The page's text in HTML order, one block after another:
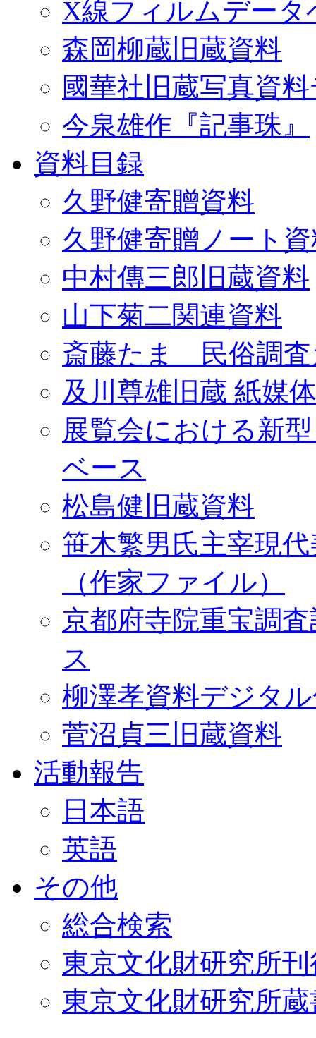
X線フィルムデータ
森岡柳蔵旧蔵資料
國華社旧蔵写真資
今泉雄作『記事珠』
資料目録
久野健寄贈資料
久野健寄贈ノート
中村傳三郎旧蔵資料
山下菊二関連資料
斎藤たま 民俗調査
及川尊雄旧蔵 紙媒
展覧会における新
ベース
松島健旧蔵資料
笹木繁男氏主宰現
（作家ファイル）
京都府寺院重宝調
ス
柳澤孝資料デジタ
菅沼貞三旧蔵資料
活動報告
日本語
英語
その他
総合検索
東京文化財研究所
東京文化財研究所